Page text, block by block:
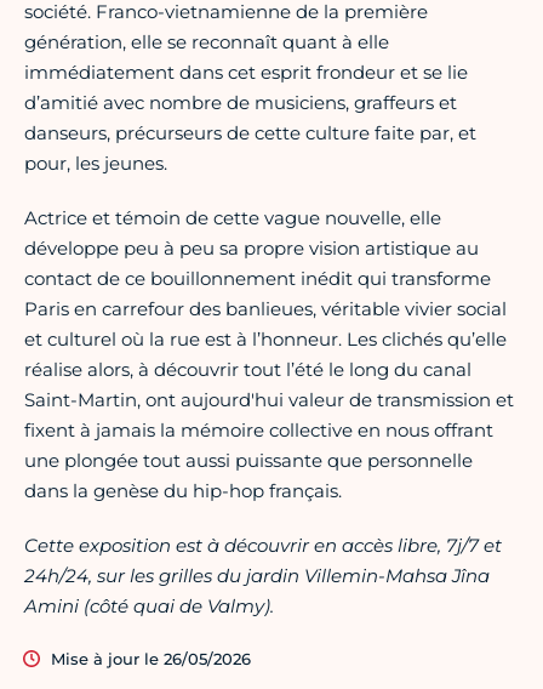
société. Franco-vietnamienne de la première
génération, elle se reconnaît quant à elle
immédiatement dans cet esprit frondeur et se lie
d’amitié avec nombre de musiciens, graffeurs et
danseurs, précurseurs de cette culture faite par, et
pour, les jeunes.
Actrice et témoin de cette vague nouvelle, elle
développe peu à peu sa propre vision artistique au
contact de ce bouillonnement inédit qui transforme
Paris en carrefour des banlieues, véritable vivier social
et culturel où la rue est à l’honneur. Les clichés qu’elle
réalise alors, à découvrir tout l’été le long du canal
Saint-Martin, ont aujourd'hui valeur de transmission et
fixent à jamais la mémoire collective en nous offrant
une plongée tout aussi puissante que personnelle
dans la genèse du hip-hop français.
Cette exposition est à découvrir en accès libre, 7j/7 et
24h/24, sur les grilles du jardin Villemin-Mahsa Jîna
Amini (côté quai de Valmy).
Mise à jour le 26/05/2026